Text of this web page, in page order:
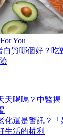
You
白質哪個好？吃
天喝嗎？中醫
化還是警訊？
生活的權利